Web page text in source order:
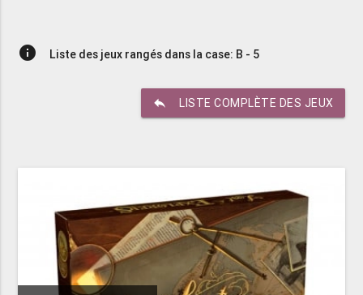
info Liste des jeux rangés dans la case: B - 5
reply LISTE COMPLÈTE DES JEUX